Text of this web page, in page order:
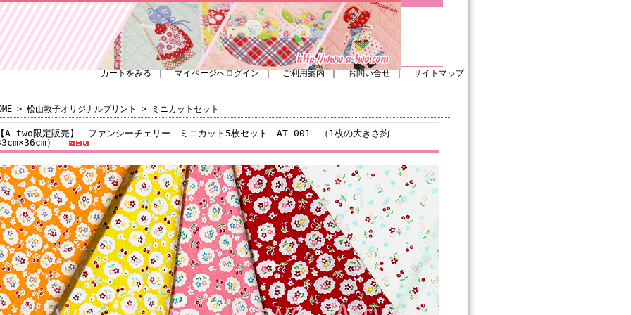
カートをみる｜ マイページへログイン｜ ご利用案内｜ お問い合せ｜ サイトマップ
> 松山敦子オリジナルプリント > ミニカットセット
A-two限定販売】 ファンシーチェリー ミニカット5枚セット AT-001 （1枚の大きさ約
）